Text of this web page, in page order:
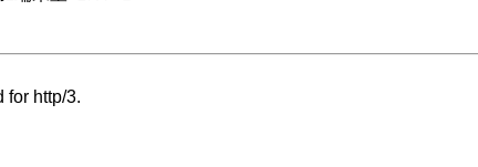
for http/3.